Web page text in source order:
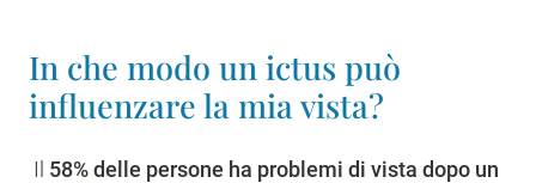
In che modo un ictus può
influenzare la mia vista?
Il 58% delle persone ha problemi di vista dopo un